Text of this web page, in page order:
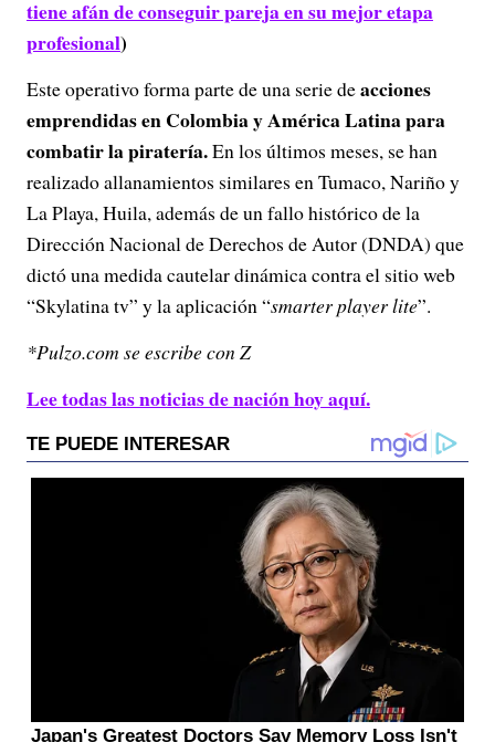
tiene afán de conseguir pareja en su mejor etapa
profesional)
Este operativo forma parte de una serie deacciones
emprendidas en Colombia y América Latina para
combatir la piratería.En los últimos meses, se han
realizado allanamientos similares en Tumaco, Nariño y
La Playa, Huila, además de un fallo histórico de la
Dirección Nacional de Derechos de Autor (DNDA) que
dictó una medida cautelar dinámica contra el sitio web
“Skylatina tv” y la aplicación “smarter player lite”.
*Pulzo.com se escribe con Z
Lee todas las noticias de nación hoy aquí.